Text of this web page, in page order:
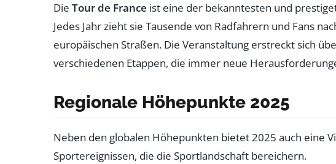
Die Tour de France ist eine der bekanntesten und
Jedes Jahr zieht sie Tausende von Radfahrern und Fans
europäischen Straßen. Die Veranstaltung erstreckt sich
verschiedenen Etappen, die immer neue
Regionale Höhepunkte 2025
Neben den globalen Höhepunkten bietet 2025 auch eine
Sportereignissen, die die Sportlandschaft bereichern.